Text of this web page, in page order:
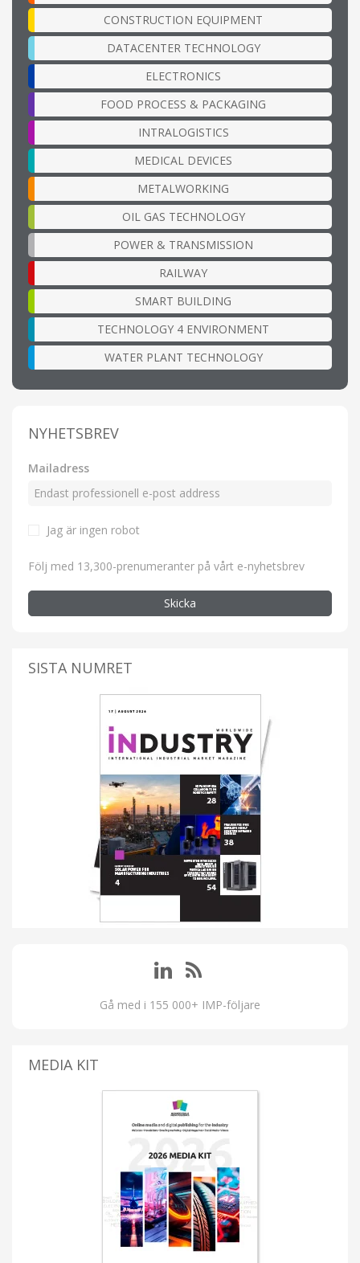
CONSTRUCTION EQUIPMENT
DATACENTER TECHNOLOGY
ELECTRONICS
FOOD PROCESS & PACKAGING
INTRALOGISTICS
MEDICAL DEVICES
METALWORKING
OIL GAS TECHNOLOGY
POWER & TRANSMISSION
RAILWAY
SMART BUILDING
TECHNOLOGY 4 ENVIRONMENT
WATER PLANT TECHNOLOGY
NYHETSBREV
Mailadress
Jag är ingen robot
Följ med 13,300-prenumeranter på vårt e-nyhetsbrev
Skicka
SISTA NUMRET
Gå med i 155 000+ IMP-följare
MEDIA KIT